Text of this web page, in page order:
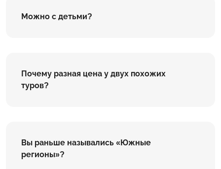
Можно с детьми?
Почему разная цена у двух похожих
туров?
Вы раньше назывались «Южные
регионы»?